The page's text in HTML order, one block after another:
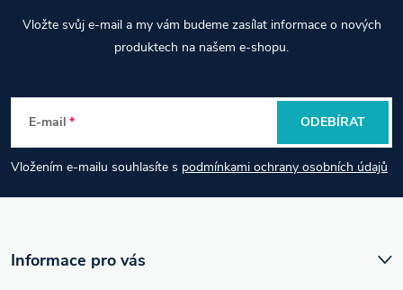
p
a
t
Vložte svůj e-mail a my vám budeme zasílat informace o nových
produktech na našem e-shopu.
E-mail
Vložením e-mailu souhlasíte s podmínkami ochrany osobních údajů
ODEBÍRAT
Informace pro vás